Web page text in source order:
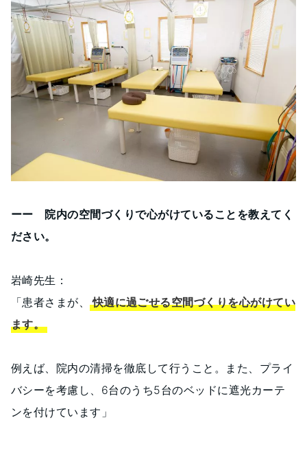
ーー 院内の空間づくりで心がけていることを教えてく
ださい。
岩崎先生：
「患者さまが、快適に過ごせる空間づくりを心がけてい
ます。
例えば、院内の清掃を徹底して行うこと。また、プライ
バシーを考慮し、6台のうち5台のベッドに遮光カーテ
ンを付けています」